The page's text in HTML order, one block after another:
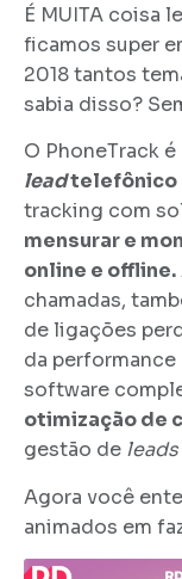
É MUITA coisa
ficamos super
2018 tantos
sabia disso?
O PhoneTrack
leadtelefônico
tracking com
mensurar e
online e offline.
chamadas,
de ligações
da performance
software
otimização de
gestão de leads
Agora você
animados em